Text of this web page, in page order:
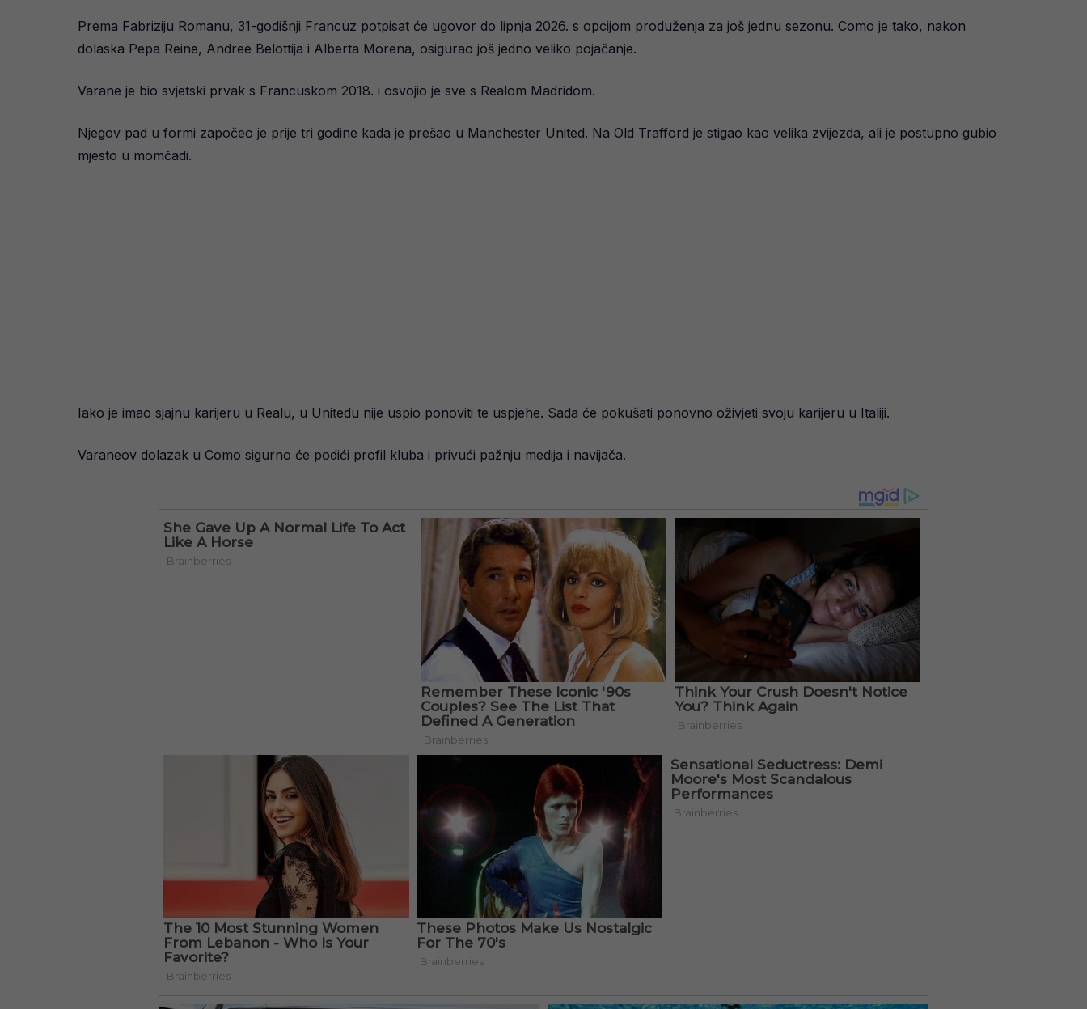
Prema Fabriziju Romanu, 31-godišnji Francuz potpisat će ugovor do lipnja 2026. s opcijom produženja za još jednu sezonu. Como je tako, nakon
dolaska Pepa Reine, Andree Belottija i Alberta Morena, osigurao još jedno veliko pojačanje.
Varane je bio svjetski prvak s Francuskom 2018. i osvojio je sve s Realom Madridom.
Njegov pad u formi započeo je prije tri godine kada je prešao u Manchester United. Na Old Trafford je stigao kao velika zvijezda, ali je postupno gubio
mjesto u momčadi.
Iako je imao sjajnu karijeru u Realu, u Unitedu nije uspio ponoviti te uspjehe. Sada će pokušati ponovno oživjeti svoju karijeru u Italiji.
Varaneov dolazak u Como sigurno će podići profil kluba i privući pažnju medija i navijača.